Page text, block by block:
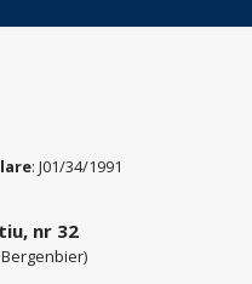
: J01/34/1991
nr 32